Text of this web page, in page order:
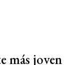
más joven